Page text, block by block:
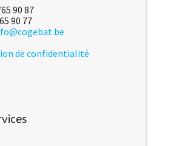
90 87
90 77
de confidentialité